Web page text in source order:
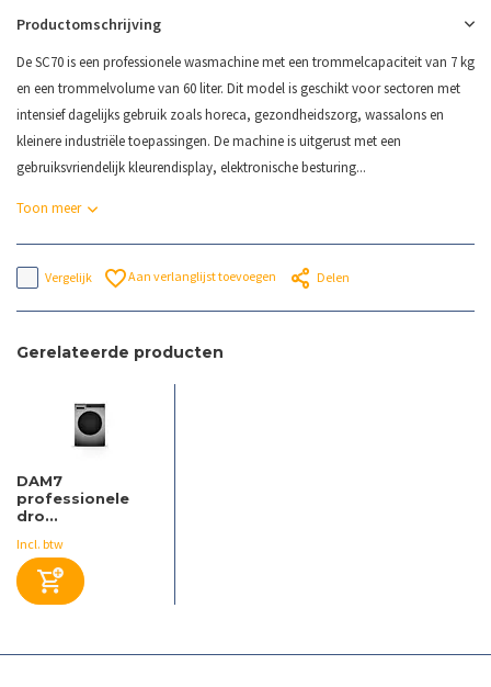
Productomschrijving
De SC70 is een professionele wasmachine met een trommelcapaciteit van 7 kg
en een trommelvolume van 60 liter. Dit model is geschikt voor sectoren met
intensief dagelijks gebruik zoals horeca, gezondheidszorg, wassalons en
kleinere industriële toepassingen. De machine is uitgerust met een
gebruiksvriendelijk kleurendisplay, elektronische besturing...
Toon meer
Vergelijk Aan verlanglijst toevoegen Delen
Gerelateerde producten
DAM7
professionele
dro...
Incl. btw